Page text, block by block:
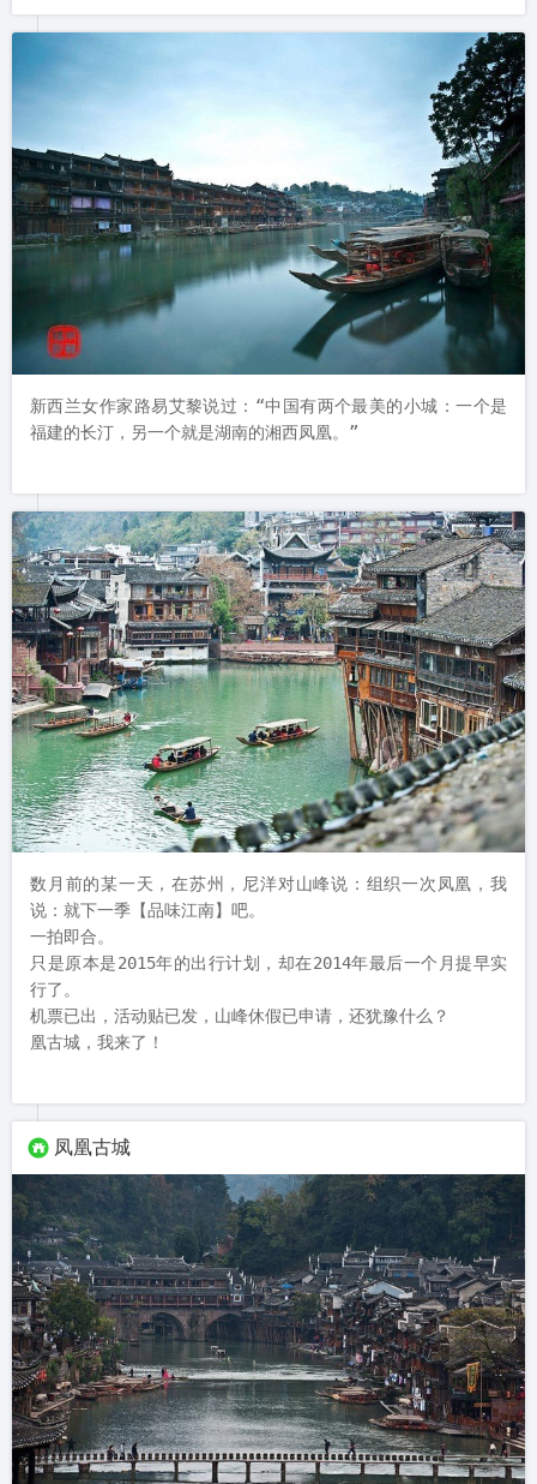
新西兰女作家路易艾黎说过：“中国有两个最美的小城：一个是
福建的长汀，另一个就是湖南的湘西凤凰。”
数月前的某一天，在苏州，尼洋对山峰说：组织一次凤凰，我
说：就下一季【品味江南】吧。
一拍即合。
只是原本是2015年的出行计划，却在2014年最后一个月提早实
行了。
机票已出，活动贴已发，山峰休假已申请，还犹豫什么？
凰古城，我来了！
凤凰古城